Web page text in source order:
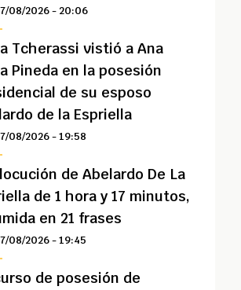
08/2026 - 20:06
Tcherassi vistió a Ana
Pineda en la posesión
de su esposo
de la Espriella
08/2026 - 19:58
de Abelardo De La
de 1 hora y 17 minutos,
en 21 frases
08/2026 - 19:45
de posesión de